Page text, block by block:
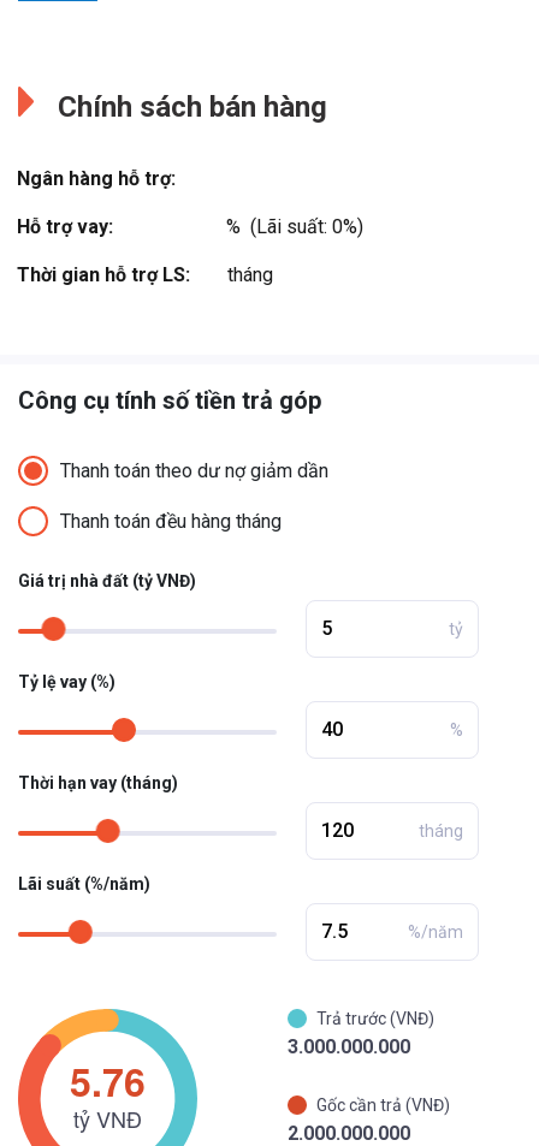
Chính sách bán hàng
Ngân hàng hỗ trợ:
Hỗ trợ vay: %  (Lãi suất: 0%)
Thời gian hỗ trợ LS: tháng
Công cụ tính số tiền trả góp
Thanh toán theo dư nợ giảm dần
Thanh toán đều hàng tháng
Giá trị nhà đất (tỷ VNĐ)
tỷ
Tỷ lệ vay (%)
%
Thời hạn vay (tháng)
tháng
Lãi suất (%/năm)
%/năm
Trả trước (VNĐ)
3.000.000.000
Gốc cần trả (VNĐ)
2.000.000.000